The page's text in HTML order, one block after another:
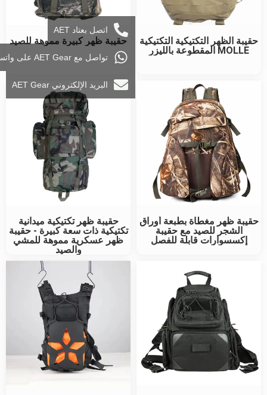
حقيبة الظهر التكتيكية التكتيكية
MOLLE المقطوعة بالليزر
حقيبة ظهر كبيرة مموهة للصيد
حقيبة ظهر مغطاة بطبعة أوراق
الشجر للصيد مع حقيبة
إكسسوارات قابلة للفصل
حقيبة ظهر تكتيكية ميدانية
تكتيكية ذات سعة كبيرة - حقيبة
ظهر عسكرية مموهة للمشي
والصيد
اتصل بعتاد AET
تواصل مع AET Gear على واتساب
البريد الإلكتروني AET Gear